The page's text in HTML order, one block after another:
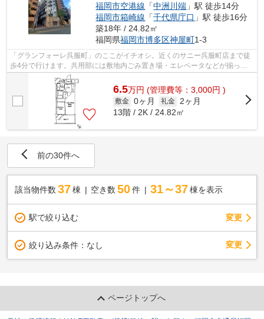
福岡市空港線 「中洲川端 」駅 徒歩14分
福岡市箱崎線 「千代県庁口 」駅 徒歩16分
築18年 / 24.82㎡
福岡県福岡市博多区神屋町1-3
「グランフォーレ呉服町」のここがイチオシ。近くのサニー呉服町店まで徒
歩4分で行けます。共用部には敷地内ごみ置き場・エレベータなどが揃って
おり、とても充実しています。バス停ま...
6.5万円 (管理費等：3,000円 )
敷金 0ヶ月 礼金 2ヶ月
13階 / 2K / 24.82㎡
前の30件へ
該当物件数 37棟 空き数 50 件 31～37 棟を表示
駅で絞り込む 変更
絞り込み条件： なし 変更
ページトップへ